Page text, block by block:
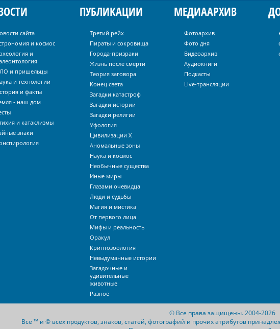
сайта
и космос
и
и пришельцы
и технологии
и факты
- наш дом
и катаклизмы
знаки
ПУБЛИКАЦИИ
Третий рейх
Пираты и сокровища
Города-призраки
Жизнь после смерти
Теория заговора
Конец света
Загадки катастроф
Загадки истории
Загадки религии
Уфология
Цивилизации Х
Аномальные зоны
Наука и космос
Необычные существа
Иные миры
Глазами очевидца
Люди и судьбы
Магия и мистика
От первого лица
Мифы и реальность
Оракул
Криптозоология
Невыдуманные истории
Загадочные и
удивительные
животные
Разное
МЕДИААРХИВ
Фотоархив
Фото дня
Видеоархив
Аудиокниги
Подкасты
Live-трансляции
© Все права защищены. 2004-2026
Все ™ и © всех продуктов, знаков, статей, фотографий и прочих атрибутов